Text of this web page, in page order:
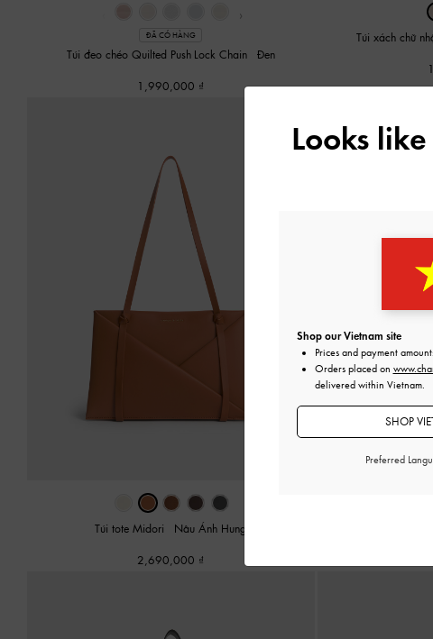
›
ĐÃ CÓ HÀNG
Túi đeo chéo Quilted Push-Lock Chain
Đen
1,990,000
Túi xách chữ
Túi tote Midori
Nâu Ánh Hung
2,690,000
Túi xách chữ
Looks
Shop our Vietnam site
Prices and payment
Orders placed on
delivered within Vietnam.
SHOP
Preferred